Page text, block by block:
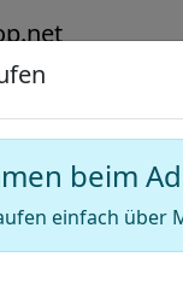
Deutschland
+
−
beim
einfach über